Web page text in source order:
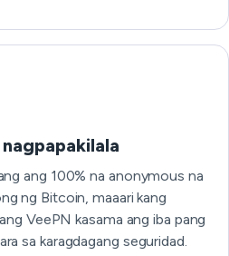
ang 100% na anonymous na
ng Bitcoin, maaari kang
VeePN kasama ang iba pang
sa karagdagang seguridad.